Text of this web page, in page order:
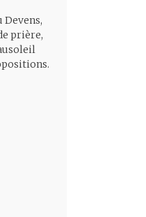
prière,